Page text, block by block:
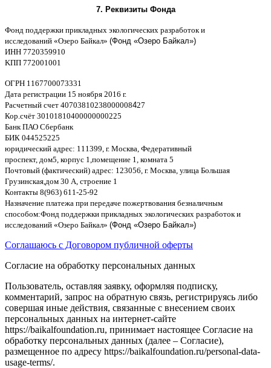
7. Реквизиты Фонда
Фонд поддержки прикладных экологических разработок и
исследований «Озеро Байкал» (Фонд «Озеро Байкал»)
ИНН 7720359910
KПП 772001001
ОГРН 1167700073331
Дата регистрации 15 ноября 2016 г.
Расчетный счет 40703810238000008427
Кор счёт 30101810400000000225
Банк ПАО Сбербанк
БИК 044525225
юридический адрес: 111399, г. Москва Федеративный
проспект, дом5, корпус 1, помещение 1, комната 5
Почтовый (фактический) адрес: 123056, г. Москва улица Большая
Грузинская дом 30 А строение 1
Контакты 8(963) 611-25-92
Назначение платежа при передаче пожертвования безналичным
способом:Фонд поддержки прикладных экологических разработок и
исследований «Озеро Байкал» (Фонд «Озеро Байкал»)
Соглашаюсь с Договором публичной оферты
Согласие на обработку персональных данных
Пользователь, оставляя заявку, оформляя подписку,
комментарий, запрос на обратную связь, регистрируясь либо
совершая иные действия, связанные с внесением своих
персональных данных на интернет-сайте
https://baikalfoundation.ru, принимает настоящее Согласие на
обработку персональных данных (далее – Согласие),
размещенное по адресу https://baikalfoundation.ru/personal-data-
usage-terms/.